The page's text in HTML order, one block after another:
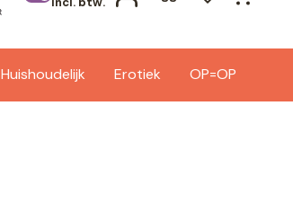
Huishoudelijk Erotiek OP=OP